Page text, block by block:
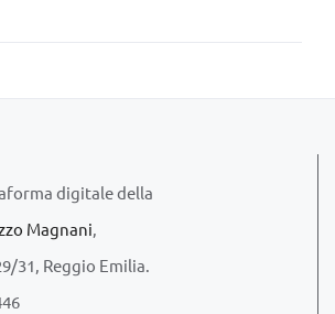
digitale della
Magnani,
31, Reggio Emilia.